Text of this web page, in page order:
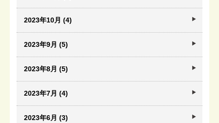
2023年10月 (4)
2023年9月 (5)
2023年8月 (5)
2023年7月 (4)
2023年6月 (3)